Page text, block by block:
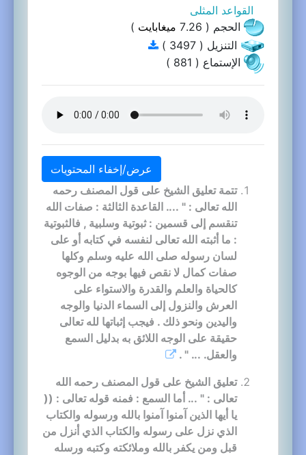
القواعد المثلى
الحجم ( 7.26
ميغابايت )
التنزيل ( 3497 )
الإستماع ( 881 )
عرض/إخفاء المحتويات
تتمة تعليق الشيخ على قول المصنف رحمه
الله تعالى : " .... القاعدة الثالثة : صفات الله
تنقسم إلى قسمين : ثبوتية وسلبية , فالثبوتية
: ما أثبته الله تعالى لنفسه في كتابه أو على
لسان رسوله صلى الله عليه وسلم وكلها
صفات كمال لا نقص فيها بوجه من الوجوه
كالحياة والعلم والقدرة والاستواء على
العرش والنزول إلى السماء الدنيا والوجه
واليدين ونحو ذلك . فيجب إثباتها لله تعالى
حقيقة على الوجه اللائق به بدليل السمع
والعقل. ... " .
تعليق الشيخ على قول المصنف رحمه الله
تعالى : " ... أما السمع : فمنه قوله تعالى : ((
يا أيها الذين آمنوا آمنوا بالله ورسوله والكتاب
الذي نزل على رسوله والكتاب الذي أنزل من
قبل ومن يكفر بالله وملائكته وكتبه ورسله